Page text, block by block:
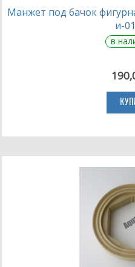
Манжет под бачок
и-
в